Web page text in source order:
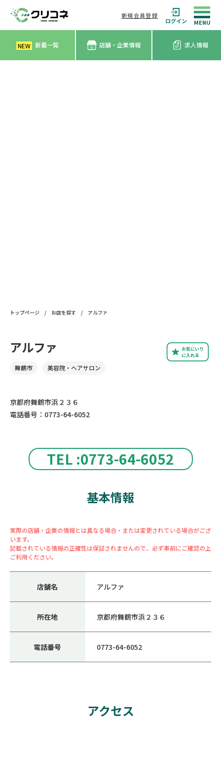
新規会員登録
ログイン
NEW 新着一覧 店舗・企業情報 求人情報
トップページ / お店を探す / アルファ
TEL :0773-64-6052
お気にいり
に入れる
アルファ
舞鶴市 美容院・ヘアサロン
京都府舞鶴市浜２３６
電話番号：0773-64-6052
基本情報
実際の店舗・企業の情報とは異なる場合・または変更されている場合がござ
います。
記載されている情報の正確性は保証されませんので、必ず事前にご確認の上
ご利用ください。
店舗名 アルファ
所在地 京都府舞鶴市浜２３６
電話番号 0773-64-6052
アクセス